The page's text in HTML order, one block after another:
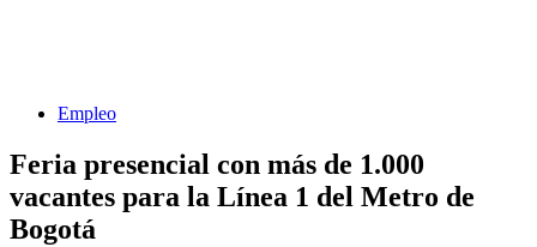
Empleo
Feria presencial con más de 1.000
vacantes para la Línea 1 del Metro de
Bogotá